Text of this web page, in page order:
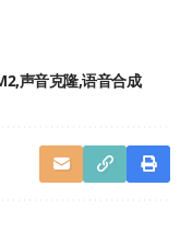
声音克隆语音合成